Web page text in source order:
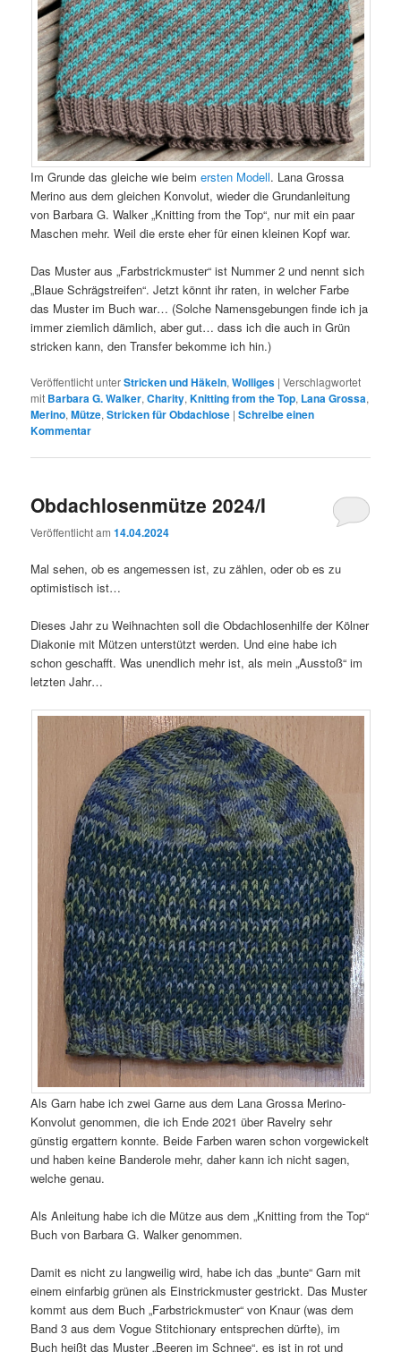
Im Grunde das gleiche wie beimersten Modell. Lana Grossa
Merino aus dem gleichen Konvolut, wieder die Grundanleitung
von Barbara G. Walker „Knitting from the Top“, nur mit ein paar
Maschen mehr. Weil die erste eher für einen kleinen Kopf war.
Das Muster aus „Farbstrickmuster“ ist Nummer 2 und nennt sich
„Blaue Schrägstreifen“. Jetzt könnt ihr raten, in welcher Farbe
das Muster im Buch war… (Solche Namensgebungen finde ich ja
immer ziemlich dämlich, aber gut… dass ich die auch in Grün
stricken kann, den Transfer bekomme ich hin.)
Veröffentlicht unterStricken und Häkeln,Wolliges |Verschlagwortet
mit Barbara G. Walker,Charity,Knitting from the Top, Lana Grossa,
Merino,Mütze,Stricken für Obdachlose |Schreibe einen
Kommentar
Obdachlosenmütze 2024/I
Veröffentlicht am14.04.2024
Mal sehen, ob es angemessen ist, zu zählen, oder ob es zu
optimistisch ist…
Dieses Jahr zu Weihnachten soll die Obdachlosenhilfe der Kölner
Diakonie mit Mützen unterstützt werden. Und eine habe ich
schon geschafft. Was unendlich mehr ist, als mein „Ausstoß“ im
letzten Jahr…
Als Garn habe ich zwei Garne aus dem Lana Grossa Merino-
Konvolut genommen, die ich Ende 2021 über Ravelry sehr
günstig ergattern konnte. Beide Farben waren schon vorgewickelt
und haben keine Banderole mehr, daher kann ich nicht sagen,
welche genau.
Als Anleitung habe ich die Mütze aus dem „Knitting from the Top“
Buch von Barbara G. Walker genommen.
Damit es nicht zu langweilig wird, habe ich das „bunte“ Garn mit
einem einfarbig grünen als Einstrickmuster gestrickt. Das Muster
kommt aus dem Buch „Farbstrickmuster“ von Knaur (was dem
Band 3 aus dem Vogue Stitchionary entsprechen dürfte), im
Buch heißt das Muster „Beeren im Schnee“, es ist in rot und